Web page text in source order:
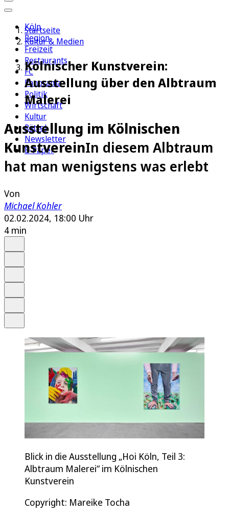
Köln
Region
Freizeit
Restaurants
FC
Panorama
Politik
Wirtschaft
Kultur
Rätsel
Newsletter
E-Paper
Startseite
Kultur & Medien
Kölnischer Kunstverein:
Ausstellung über den Albtraum
Malerei
Ausstellung im Kölnischen
KunstvereinIn diesem Albtraum
hat man wenigstens was erlebt
Von
Michael Kohler
02.02.2024, 18:00 Uhr
4 min
Blick in die Ausstellung „Hoi Köln, Teil 3:
Albtraum Malerei“ im Kölnischen
Kunstverein
Copyright: Mareike Tocha